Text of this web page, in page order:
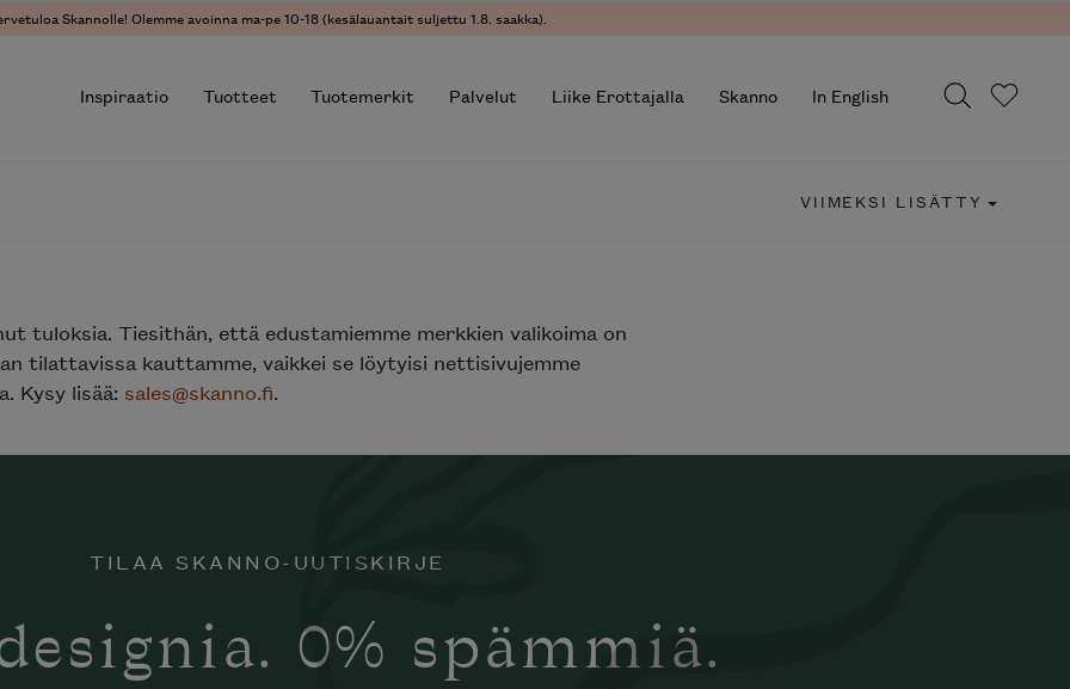
Skannolle! Olemme avoinna ma-pe 10-18 (kesälauantait suljettu 1.8. saakka).
Inspiraatio Tuotteet Tuotemerkit Palvelut Liike Erottajalla Skanno In English
VIIMEKSI LISÄTTY
tuloksia. Tiesithän, että edustamiemme merkkien valikoima on
tilattavissa kauttamme, vaikkei se löytyisi nettisivujemme
Kysy lisää: sales@skanno.fi.
TILAA SKANNO-UUTISKIRJE
0% spämmiä.